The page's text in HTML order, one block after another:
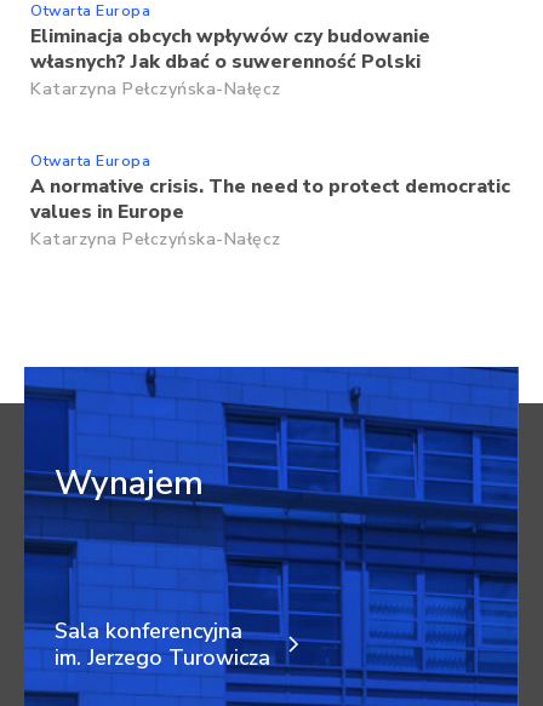
Otwarta Europa
Eliminacja obcych wpływów czy budowanie
własnych? Jak dbać o suwerenność Polski
Katarzyna Pełczyńska-Nałęcz
Otwarta Europa
A normative crisis. The need to protect democratic
values in Europe
Katarzyna Pełczyńska-Nałęcz
Wynajem
Sala konferencyjna
im. Jerzego Turowicza